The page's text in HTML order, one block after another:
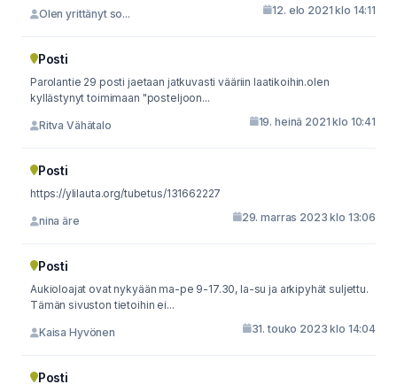
Olen yrittänyt so... 12. elo 2021 klo 14:11
Posti
Parolantie 29 posti jaetaan jatkuvasti vääriin laatikoihin.olen
kyllästynyt toimimaan "posteljoon...
Ritva Vähätalo 19. heinä 2021 klo 10:41
Posti
https://ylilauta.org/tubetus/131662227
nina äre 29. marras 2023 klo 13:06
Posti
Aukioloajat ovat nykyään ma-pe 9-17.30, la-su ja arkipyhät suljettu.
Tämän sivuston tietoihin ei...
Kaisa Hyvönen 31. touko 2023 klo 14:04
Posti